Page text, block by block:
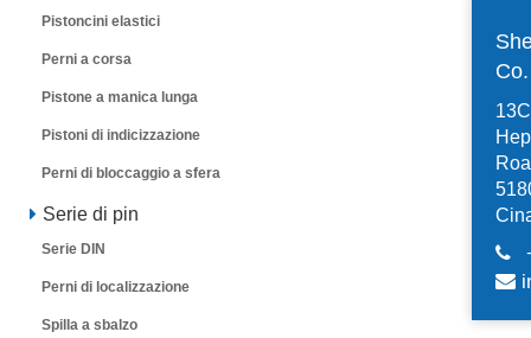
Pistoncini elastici
Perni a corsa
Pistone a manica lunga
Pistoni di indicizzazione
Perni di bloccaggio a sfera
Serie di pin
Serie DIN
Perni di localizzazione
Spilla a sbalzo